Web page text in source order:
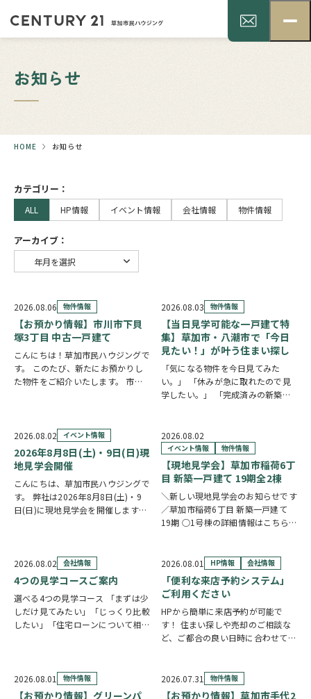
お知らせ
HOME お知らせ
カテゴリー：
ALL HP情報 イベント情報 会社情報 物件情報
アーカイブ：
2026.08.06 物件情報
【お預かり情報】市川市下貝
塚3丁目 中古一戸建て
こんにちは！草加市民ハウジングで
す。 このたび、新たにお預かりし
た物件をご紹介いたします。 市川
https://www.century21soka.com/st/s…
2026.08.03 物件情報
【当日見学可能な一戸建て特
集】草加市・八潮市で「今日
見たい！」が叶う住まい探し
「気になる物件を今日見てみた
い。」 「休みが急に取れたので見
学したい。」 「完成済みの新築を
一戸建て】です。 草加市民ハウジ
ングでは、草加市・八潮市を中心
に、当日ご案内可能な完…
2026.08.02 イベント情報
2026年8月8日(土)・9日(日)現
地見学会開催
こんにちは、草加市民ハウジングで
す。 弊社は2026年8月8日(土)・9
日(日)に現地見学会を開催します！
直接物件を見ながらご説明さ…
2026.08.02
イベント情報 物件情報
【現地見学会】草加市稲荷6丁
目 新築一戸建て 19期全2棟
＼新しい現地見学会のお知らせです
／草加市稲荷6丁目 新築一戸建て
19期 ○1号棟の詳細情報はこちら
中心となるLDKは、17帖以上のゆと
り空間。食洗機付きカウンターキッ
チ…
2026.08.02 会社情報
4つの見学コースご案内
選べる4つの見学コース 「まずは少
しだけ見てみたい」「じっくり比較
したい」「住宅ローンについて相談
せて選べる4つの見学コースをご用
意しています。 …
2026.08.01 HP情報 会社情報
「便利な来店予約システム」
ご利用ください
HPから簡単に来店予約が可能で
す！ 住まい探しや売却のご相談な
ど、ご都合の良い日時に合わせてホ
望の日程を選んで、必要事項を入力
するだけで予約完了！ 「まずは相
2026.08.01 物件情報
【お預かり情報】グリーンパ
2026.07.31 物件情報
【お預かり情報】草加市手代2